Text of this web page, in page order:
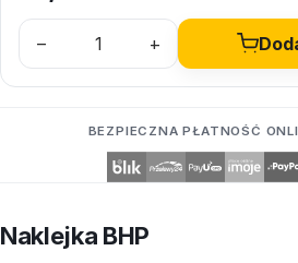
– +
BEZPIECZNA PŁATNOŚĆ
Naklejka BHP